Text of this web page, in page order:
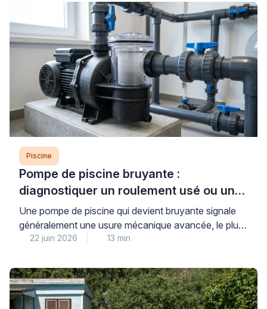
paraître, se traite efficacement à condition d’identifier
précisément sa nature et d’adopter une méthode
progressive adaptée […]
Piscine
Pompe de piscine bruyante :
diagnostiquer un roulement usé ou un
défaut mécanique
Une pompe de piscine qui devient bruyante signale
généralement une usure mécanique avancée, le plus
souvent au niveau des roulements, ou un défaut
l’ensemble du système de filtration. Cette situation,
fréquente après plusieurs saisons d’utilisation,
nécessite un diagnostic rapide pour éviter une
22 juin 2026 13 min